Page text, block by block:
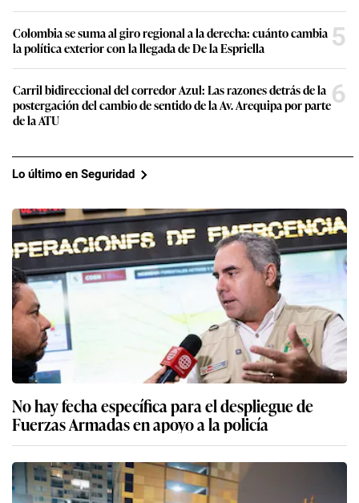
Colombia se suma al giro regional a la derecha: cuánto cambia
la política exterior con la llegada de De la Espriella
5
Carril bidireccional del corredor Azul: Las razones detrás de la
postergación del cambio de sentido de la Av. Arequipa por parte
de la ATU
6
Lo último en Seguridad
No hay fecha específica para el despliegue de
Fuerzas Armadas en apoyo a la policía